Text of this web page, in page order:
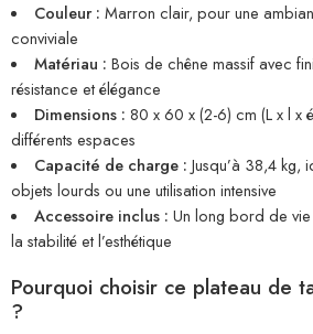
Couleur : Marron clair, pour une
conviviale
Matériau : Bois de chêne massif avec
résistance et élégance
Dimensions : 80 x 60 x (2-6) cm (L x l x
différents espaces
Capacité de charge : Jusqu’à 38,4
objets lourds ou une utilisation intensive
Accessoire inclus : Un long bord de
la stabilité et l’esthétique
Pourquoi choisir ce plateau de
?